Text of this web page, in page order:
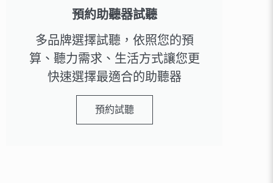
預約助聽器試聽
多品牌選擇試聽，依照您的預
算、聽力需求、生活方式讓您更
快速選擇最適合的助聽器
預約試聽